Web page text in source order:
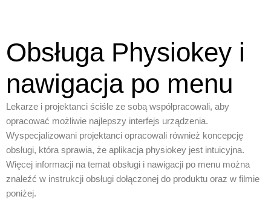
Obsługa Physiokey i
nawigacja po menu
Lekarze i projektanci ściśle ze sobą współpracowali, aby
opracować możliwie najlepszy interfejs urządzenia.
Wyspecjalizowani projektanci opracowali również koncepcję
obsługi, która sprawia, że aplikacja physiokey jest intuicyjna.
Więcej informacji na temat obsługi i nawigacji po menu można
znaleźć w instrukcji obsługi dołączonej do produktu oraz w filmie
poniżej.